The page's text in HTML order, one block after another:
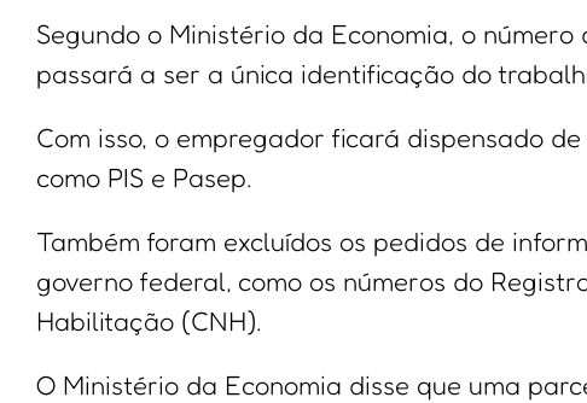
Segundo o Ministério da Economia, o
passará a ser a única identificação do
Com isso, o empregador ficará dispensado
como PIS e Pasep.
Também foram excluídos os pedidos de
governo federal, como os números do
Habilitação (CNH).
O Ministério da Economia disse que uma